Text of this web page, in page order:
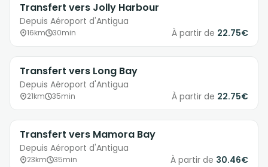
Transfert vers Jolly Harbour
Depuis Aéroport d'Antigua
16km 30min À partir de 22.75€
Transfert vers Long Bay
Depuis Aéroport d'Antigua
21km 35min À partir de 22.75€
Transfert vers Mamora Bay
Depuis Aéroport d'Antigua
23km 35min À partir de 30.46€